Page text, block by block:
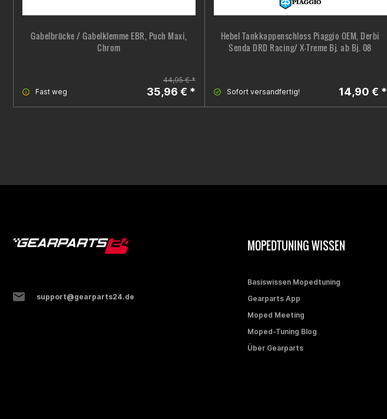
Gabelbrücke / Gabelklemme EBR, Puch Maxi,
Chrom
Fast weg
44,95 € *
35,96 € *
Hebel Tankkappenschloss Piaggio OEM, Derbi
Senda DRD Racing/ X-Treme Bj. ab Bj. 08
Sofort versandfertig! 14,90 € *
support@gearparts24.de
MOPEDTUNING WISSEN
Basiswissen Mopedtuning
Gearparts App
Moped Meeting
Moped-Tuning Blog
Über Gearparts